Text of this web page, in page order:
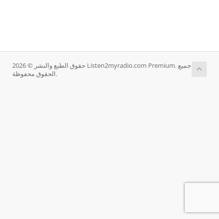
حقوق الطبع والنشر © 2026 Listen2myradio.com Premium. جميع
الحقوق محفوظة.